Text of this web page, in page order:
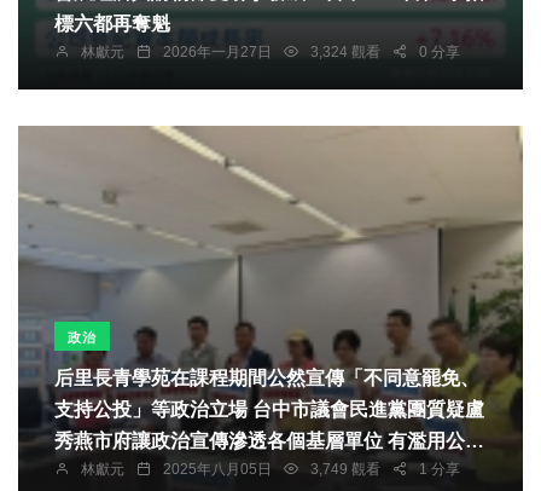
標六都再奪魁
林獻元 2026年一月27日 3,324 觀看 0 分享
政治
后里長青學苑在課程期間公然宣傳「不同意罷免、
支持公投」等政治立場 台中市議會民進黨團質疑盧
秀燕市府讓政治宣傳滲透各個基層單位 有濫用公部
門資源之嫌 中市后里區公所：違反行政中立、已要
林獻元 2025年八月05日 3,749 觀看 1 分享